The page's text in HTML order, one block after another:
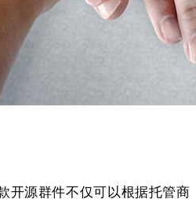
开源群件不仅可以根据托管商